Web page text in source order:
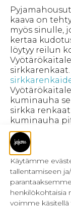
Käytämme
tallentamiseen
henkilökohtaisia
voimme käsitellä
kaava on
myös sinulle,
kertaa
löytyy reilun
sirkkarenkaat.
kuminauha
sirkka
kuminauha
Tällä tyylillä
kokonaan
Mallin päällä
Saarni
kudotusta
myös
malliseksi eli